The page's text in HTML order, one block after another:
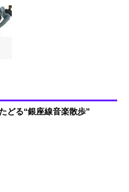
どる“銀座線音楽散歩”